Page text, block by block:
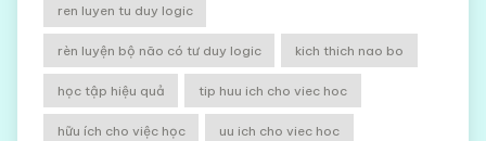
ren luyen tu duy logic
rèn luyện bộ não có tư duy logic kich thich nao bo
học tập hiệu quả tip huu ich cho viec hoc
hữu ích cho việc học uu ich cho viec hoc